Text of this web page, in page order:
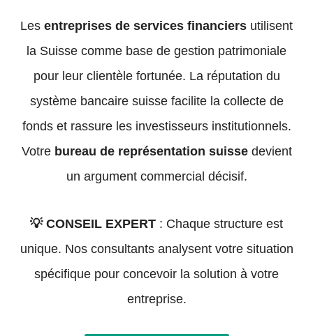
Les entreprises de services financiers utilisent
la Suisse comme base de gestion patrimoniale
pour leur clientèle fortunée. La réputation du
système bancaire suisse facilite la collecte de
fonds et rassure les investisseurs institutionnels.
Votre bureau de représentation suissedevient
un argument commercial décisif.
💡 CONSEIL EXPERT : Chaque structure est
unique. Nos consultants analysent votre situation
spécifique pour concevoir la solution à votre
entreprise.